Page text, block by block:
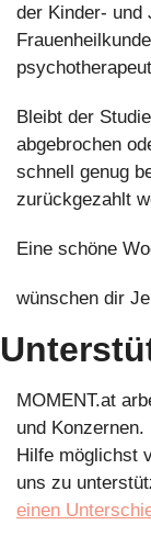
der Kinder- und
Bleibt der
abgebrochen
schnell genug
zurückgezahlt
Eine schöne
wünschen dir
MOMENT.at
und
Hilfe möglichst
uns zu
einen